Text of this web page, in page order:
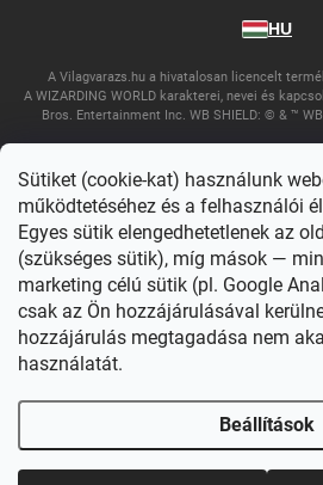
Sütiket (cookie-kat) használunk
működtetéséhez és a felhasználói
Egyes sütik elengedhetetlenek az
(szükséges sütik), míg mások —
marketing célú sütik (pl. Google
csak az Ön hozzájárulásával
hozzájárulás megtagadása nem
használatát.
Beállítások
HU
A Vilagvarazs.hu a hivatalosan licencelt
A WIZARDING WORLD karakterei, nevei és
Bros. Entertainment Inc. WB SHIELD: © & ™
Copyright 2026Világvarázs. Minden jog
szerkesztése